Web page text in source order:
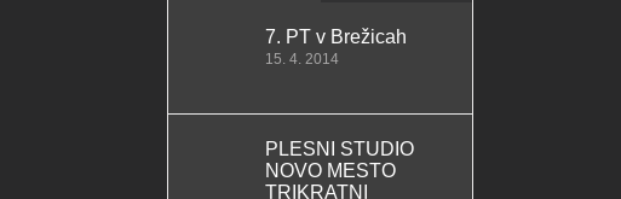
7. PT v Brežicah
15. 4. 2014
PLESNI STUDIO
NOVO MESTO
TRIKRATNI